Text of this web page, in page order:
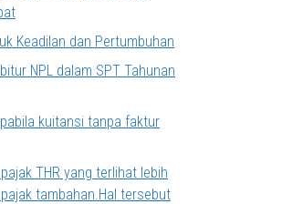
Keadilan dan Pertumbuhan
NPL dalam SPT Tahunan
kuitansi tanpa faktur
THR yang terlihat lebih
tambahan.Hal tersebut